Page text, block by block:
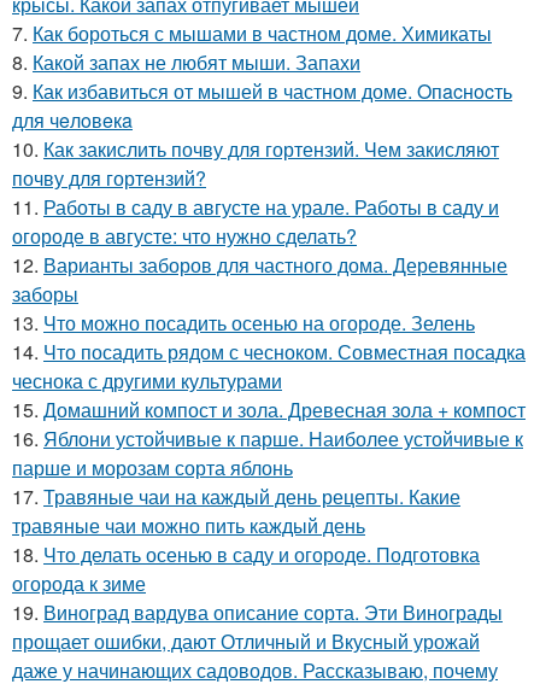
7. Как бороться с мышами в частном доме. Химикаты
8. Какой запах не любят мыши. Запахи
9. Как избавиться от мышей в частном доме. Oпacнocть
для чeлoвeкa
10. Как закислить почву для гортензий. Чем закисляют
почву для гортензий?
11. Работы в саду в августе на урале. Работы в саду и
огороде в августе: что нужно сделать?
12. Варианты заборов для частного дома. Деревянные
заборы
13. Что можно посадить осенью на огороде. Зелень
14. Что посадить рядом с чесноком. Совместная посадка
чеснока с другими культурами
15. Домашний компост и зола. Древесная зола + компост
16. Яблони устойчивые к парше. Наиболее устойчивые к
парше и морозам сорта яблонь
17. Травяные чаи на каждый день рецепты. Какие
травяные чаи можно пить каждый день
18. Что делать осенью в саду и огороде. Подготовка
огорода к зиме
19. Виноград вардува описание сорта. Эти Винограды
прощает ошибки, дают Отличный и Вкусный урожай
даже у начинающих садоводов. Рассказываю, почему